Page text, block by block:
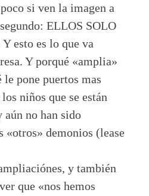
si ven la imagen a
ELLOS SOLO
esto es lo que va
Y porqué «amplia»
pone puertos mas
niños que se están
aún no han sido
«otros» demonios (lease
y también
que «nos hemos